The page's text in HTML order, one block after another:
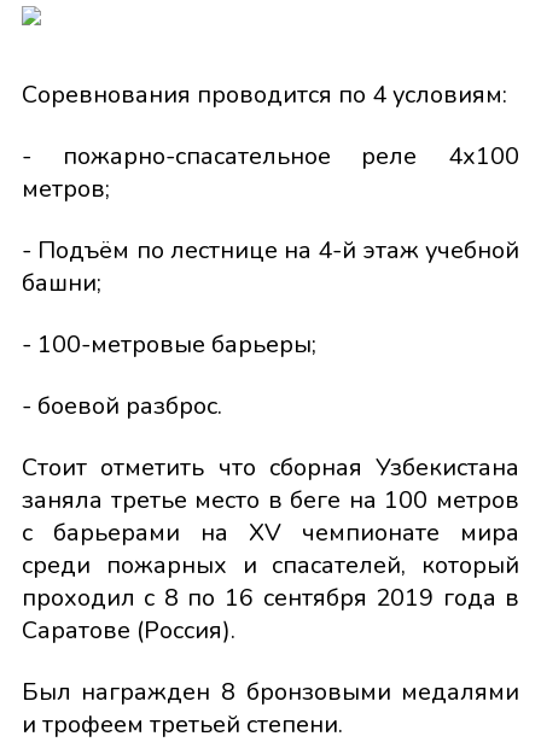
Соревнования проводится по 4 условиям:
- пожарно-спасательное реле 4х100
метров;
- Подъём по лестнице на 4-й этаж учебной
башни;
- 100-метровые барьеры;
- боевой разброс.
Стоит отметить что сборная Узбекистана
заняла третье место в беге на 100 метров
с барьерами на XV чемпионате мира
среди пожарных и спасателей, который
проходил с 8 по 16 сентября 2019 года в
Саратове (Россия).
Был награжден 8 бронзовыми медалями
и трофеем третьей степени.